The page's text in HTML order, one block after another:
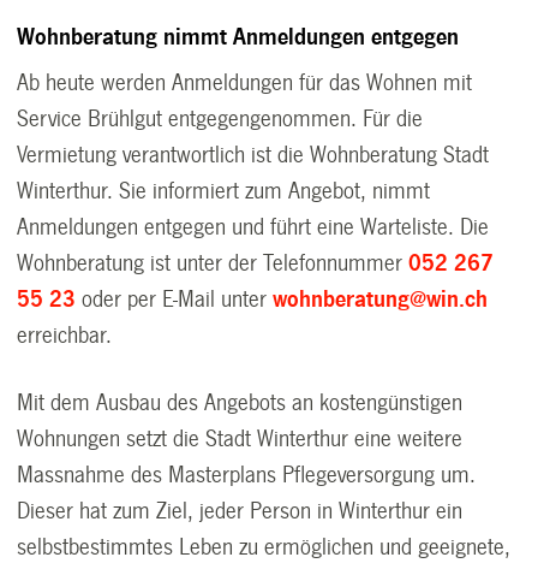
Wohnberatung nimmt Anmeldungen entgegen
Ab heute werden Anmeldungen für das Wohnen mit
Service Brühlgut entgegengenommen. Für die
Vermietung verantwortlich ist die Wohnberatung Stadt
Winterthur. Sie informiert zum Angebot, nimmt
Anmeldungen entgegen und führt eine Warteliste. Die
Wohnberatung ist unter der Telefonnummer052 267
55 23 oder per E-Mail unterwohnberatung@win.ch
erreichbar.
Mit dem Ausbau des Angebots an kostengünstigen
Wohnungen setzt die Stadt Winterthur eine weitere
Massnahme des Masterplans Pflegeversorgung um.
Dieser hat zum Ziel, jeder Person in Winterthur ein
selbstbestimmtes Leben zu ermöglichen und geeignete,